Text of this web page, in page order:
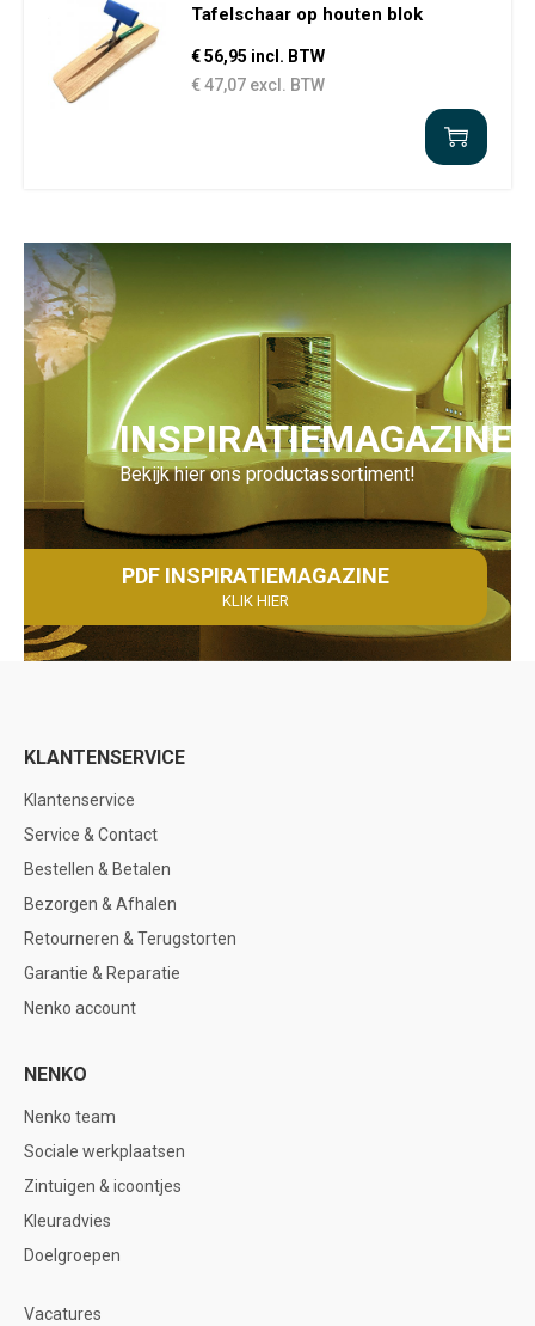
Tafelschaar op houten blok
€ 56,95 incl. BTW
€ 47,07 excl. BTW
INSPIRATIEMAGAZINE
Bekijk hier ons productassortiment!
PDF INSPIRATIEMAGAZINE
KLIK HIER
KLANTENSERVICE
Klantenservice
Service & Contact
Bestellen & Betalen
Bezorgen & Afhalen
Retourneren & Terugstorten
Garantie & Reparatie
Nenko account
NENKO
Nenko team
Sociale werkplaatsen
Zintuigen & icoontjes
Kleuradvies
Doelgroepen
Vacatures